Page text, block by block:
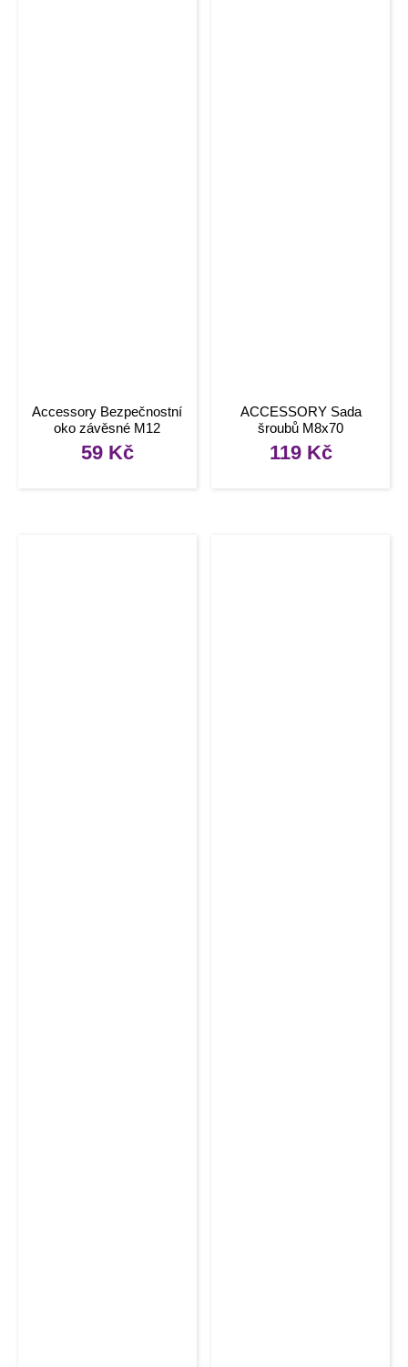
Accessory Bezpečnostní
oko závěsné M12
59 Kč
ACCESSORY Sada
šroubů M8x70
119 Kč